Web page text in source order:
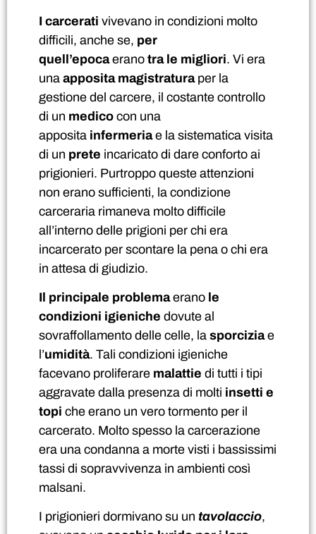
I carcerati vivevano in condizioni molto
difficili, anche se, per
quell’epocaerano tra le migliori. Vi era
una apposita magistraturaper la
gestione del carcere, il costante controllo
di un medico con una
apposita infermeriae la sistematica visita
di un prete incaricato di dare conforto ai
prigionieri. Purtroppo queste attenzioni
non erano sufficienti, la condizione
carceraria rimaneva molto difficile
all’interno delle prigioni per chi era
incarcerato per scontare la pena o chi era
in attesa di giudizio.
Il principale problemaerano le
condizioni igieniche dovute al
sovraffollamento delle celle, la sporciziae
l’umidità. Tali condizioni igieniche
facevano proliferare malattie di tutti i tipi
aggravate dalla presenza di molti insetti e
topi che erano un vero tormento per il
carcerato. Molto spesso la carcerazione
era una condanna a morte visti i bassissimi
tassi di sopravvivenza in ambienti così
malsani.
I prigionieri dormivano su un tavolaccio,